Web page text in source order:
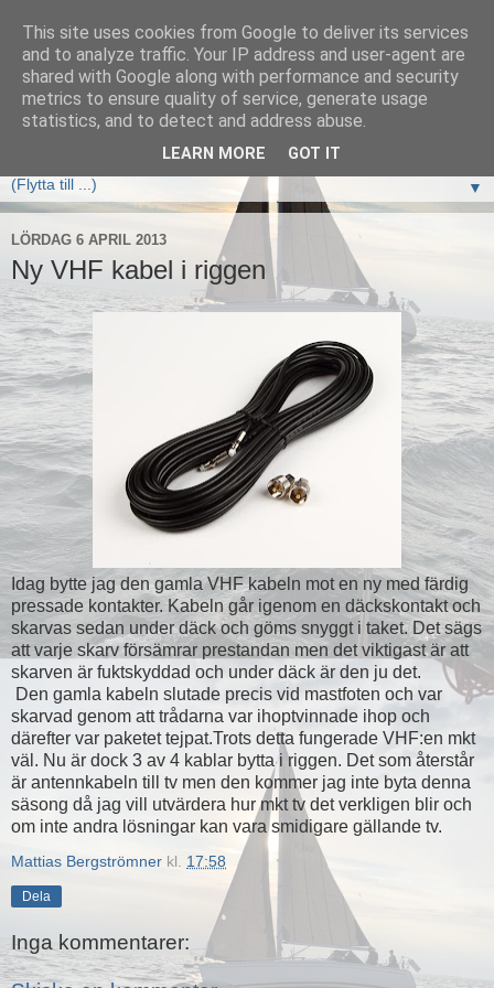
Elan333 Vilja
www.elan333.se - en blogg om båten, seglingar, havet och
allt som hör därtill
▼
LÖRDAG 6 APRIL 2013
Ny VHF kabel i riggen
Idag bytte jag den gamla VHF kabeln mot en ny med färdig
pressade kontakter. Kabeln går igenom en däckskontakt och
skarvas sedan under däck och göms snyggt i taket. Det sägs
att varje skarv försämrar prestandan men det viktigast är att
skarven är fuktskyddad och under däck är den ju det.
Den gamla kabeln slutade precis vid mastfoten och var
skarvad genom att trådarna var ihoptvinnade ihop och
därefter var paketet tejpat.Trots detta fungerade VHF:en mkt
väl. Nu är dock 3 av 4 kablar bytta i riggen. Det som återstår
är antennkabeln till tv men den kommer jag inte byta denna
säsong då jag vill utvärdera hur mkt tv det verkligen blir och
om inte andra lösningar kan vara smidigare gällande tv.
Mattias Bergströmner kl. 17:58
Dela
Inga kommentarer:
This site uses cookies from Google to deliver its services
and to analyze traffic. Your IP address and user-agent are
shared with Google along with performance and security
metrics to ensure quality of service, generate usage
statistics, and to detect and address abuse.
LEARN MORE GOT IT